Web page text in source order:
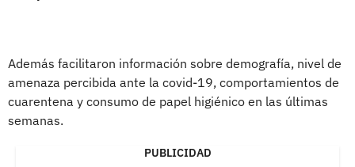
Además facilitaron información sobre demografía, nivel de
amenaza percibida ante la covid-19, comportamientos de
cuarentena y consumo de papel higiénico en las últimas
semanas.
PUBLICIDAD